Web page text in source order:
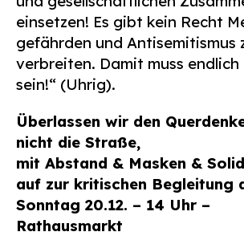
einsetzen! Es gibt kein Recht
gefährden und Antisemitismus
verbreiten. Damit muss endlich
sein!“ (Uhrig).
Überlassen wir den
nicht die Straße,
mit Abstand & Masken &
auf zur kritischen Begleitung
Sonntag 20.12. – 14 Uhr –
Rathausmarkt